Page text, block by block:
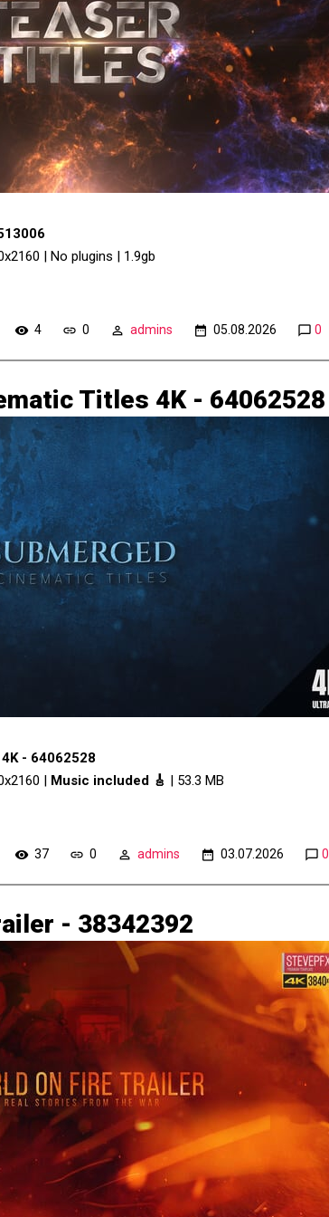
| No plugins | 1.9gb
4 0 admins 05.08.2026 0
Titles 4K - 64062528
- 64062528
| Music included 🎸 | 53.3 MB
37 0 admins 03.07.2026 0
- 38342392